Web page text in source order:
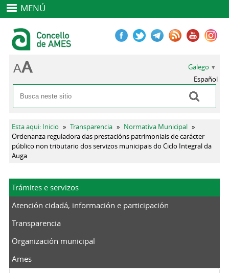
MENÚ
Formulario de busca
Buscar
Galego
Español
Vostede está aquí
Esta aqui: Inicio » Transparencia » Normativa Municipal »
Ordenanza reguladora das prestacións patrimoniais de carácter
público non tributario dos servizos municipais do Ciclo Integral da
Auga
Trámites e servizos
Atención cidadá, información e participación
Transparencia
Organización municipal
Ames